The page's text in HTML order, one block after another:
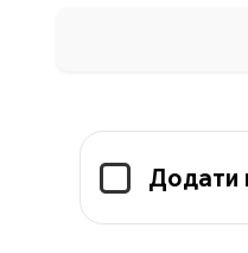
Додати